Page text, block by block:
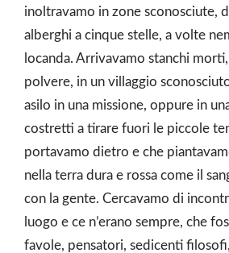
inoltravamo in zone sconosciute,
alberghi a cinque stelle, a volte
locanda. Arrivavamo stanchi
polvere, in un villaggio
asilo in una missione, oppure in
costretti a tirare fuori le piccole
portavamo dietro e che
nella terra dura e rossa come il
con la gente. Cercavamo di
luogo e ce n’erano sempre, che
favole, pensatori, sedicenti